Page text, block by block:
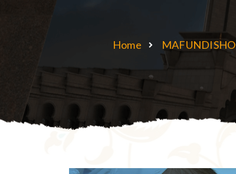
Home MAFUNDISHO